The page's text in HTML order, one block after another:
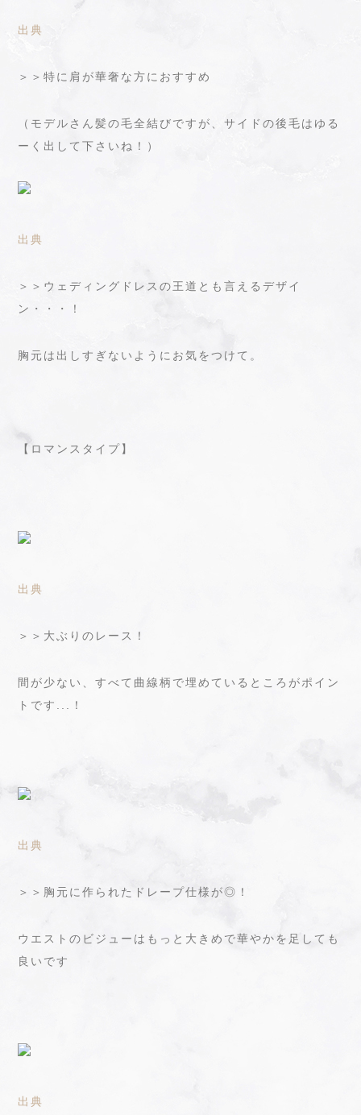
出典
＞＞特に肩が華奢な方におすすめ
（モデルさん髪の毛全結びですが、サイドの後毛はゆる
ーく出して下さいね！）
出典
＞＞ウェディングドレスの王道とも言えるデザイ
ン・・・！
胸元は出しすぎないようにお気をつけて。
【ロマンスタイプ】
出典
＞＞大ぶりのレース！
間が少ない、すべて曲線柄で埋めているところがポイン
トです...！
出典
＞＞胸元に作られたドレープ仕様が◎！
ウエストのビジューはもっと大きめで華やかを足しても
良いです
出典